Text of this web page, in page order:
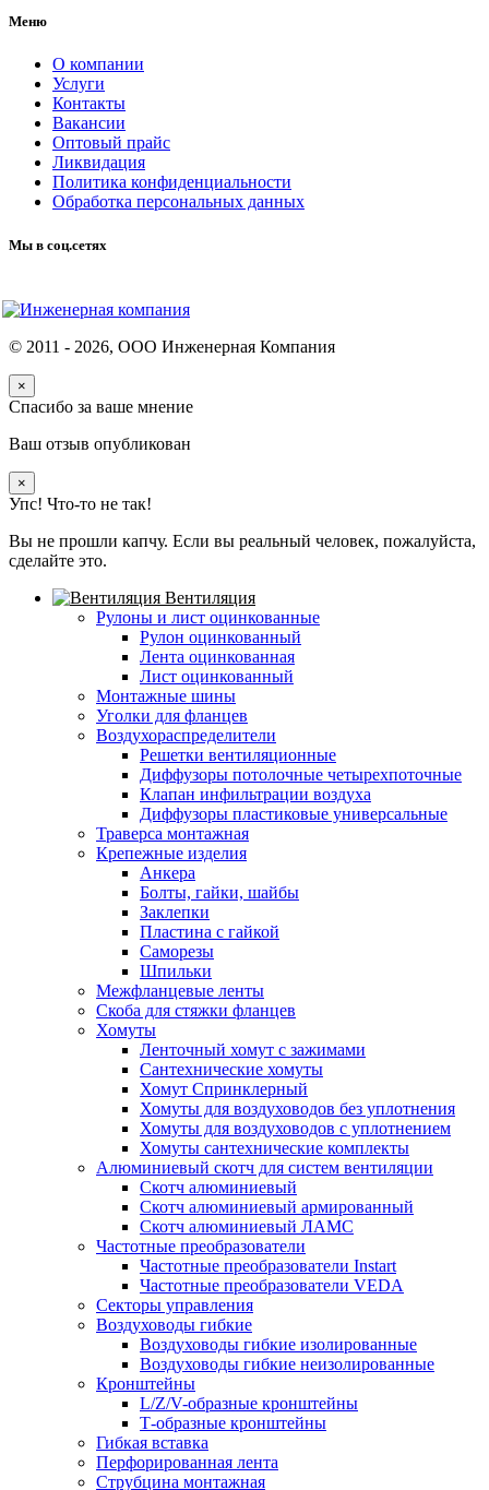
Меню
О компании
Услуги
Контакты
Вакансии
Оптовый прайс
Ликвидация
Политика конфиденциальности
Обработка персональных данных
Мы в соц.сетях
© 2011 - 2026, ООО Инженерная Компания
×
Спасибо за ваше мнение
Ваш отзыв опубликован
×
Упс! Что-то не так!
Вы не прошли капчу. Если вы реальный человек, пожалуйста,
сделайте это.
Вентиляция
Рулоны и лист оцинкованные
Рулон оцинкованный
Лента оцинкованная
Лист оцинкованный
Монтажные шины
Уголки для фланцев
Воздухораспределители
Решетки вентиляционные
Диффузоры потолочные четырехпоточные
Клапан инфильтрации воздуха
Диффузоры пластиковые универсальные
Траверса монтажная
Крепежные изделия
Анкера
Болты, гайки, шайбы
Заклепки
Пластина с гайкой
Саморезы
Шпильки
Межфланцевые ленты
Скоба для стяжки фланцев
Хомуты
Ленточный хомут с зажимами
Сантехнические хомуты
Хомут Спринклерный
Хомуты для воздуховодов без уплотнения
Хомуты для воздуховодов с уплотнением
Хомуты сантехнические комплекты
Алюминиевый скотч для систем вентиляции
Скотч алюминиевый
Скотч алюминиевый армированный
Скотч алюминиевый ЛАМС
Частотные преобразователи
Частотные преобразователи Instart
Частотные преобразователи VEDA
Секторы управления
Воздуховоды гибкие
Воздуховоды гибкие изолированные
Воздуховоды гибкие неизолированные
Кронштейны
L/Z/V-образные кронштейны
Т-образные кронштейны
Гибкая вставка
Перфорированная лента
Струбцина монтажная